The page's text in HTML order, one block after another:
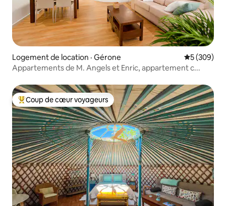
Logement de location · Gérone Note
5 (309)
Appartements de M. Angels et Enric, appartement c...
Coup de cœur voyageurs parmi les plus aimés
Coup de cœur voyageurs